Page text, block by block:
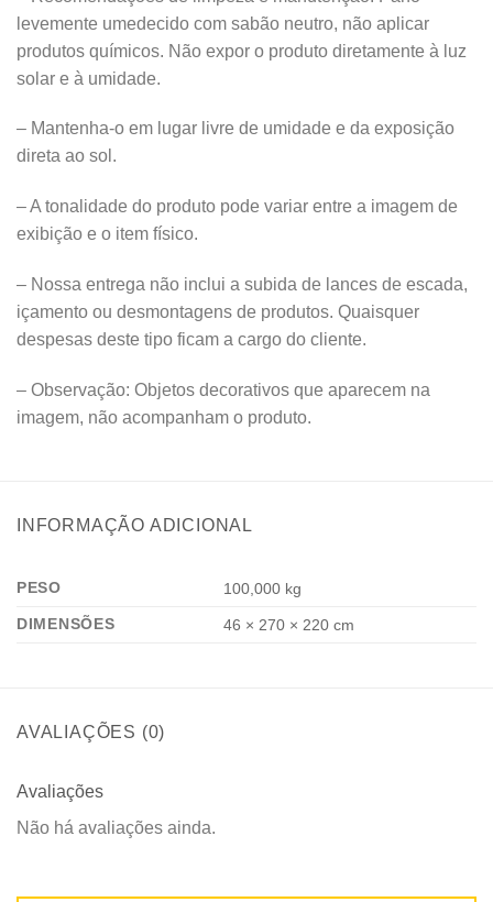
levemente umedecido com sabão neutro, não aplicar
produtos químicos. Não expor o produto diretamente à luz
solar e à umidade.
– Mantenha-o em lugar livre de umidade e da exposição
direta ao sol.
– A tonalidade do produto pode variar entre a imagem de
exibição e o item físico.
– Nossa entrega não inclui a subida de lances de escada,
içamento ou desmontagens de produtos. Quaisquer
despesas deste tipo ficam a cargo do cliente.
– Observação: Objetos decorativos que aparecem na
imagem, não acompanham o produto.
INFORMAÇÃO ADICIONAL
PESO
100,000 kg
DIMENSÕES
46 × 270 × 220 cm
AVALIAÇÕES (0)
Avaliações
Não há avaliações ainda.